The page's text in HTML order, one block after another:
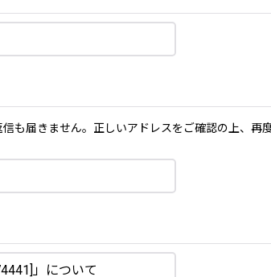
も届きません。正しいアドレスをご確認の上、再